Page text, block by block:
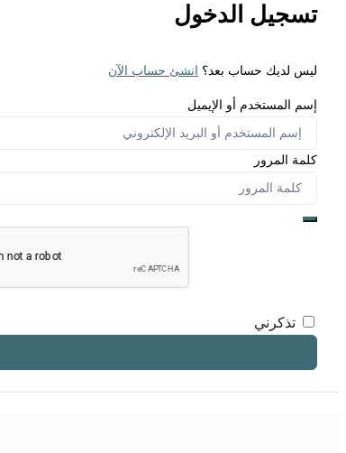
تسجيل الدخول
ليس لديك حساب بعد؟ انشئ حساب الآن
إسم المستخدم أو الإيميل
كلمة المرور
تذكرني